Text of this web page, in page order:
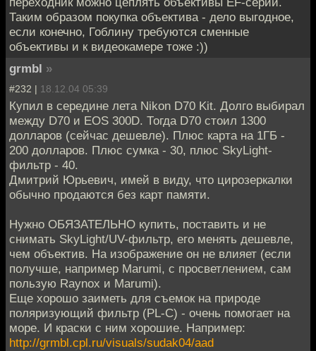
Таким образом покупка объектива - дело выгодное,
если конечно, Гоблину требуются сменные
объективы и к видеокамере тоже :))
grmbl »
#232 | 18.12.04 05:39
Купил в середине лета Nikon D70 Kit. Долго выбирал
между D70 и EOS 300D. Тогда D70 стоил 1300
долларов (сейчас дешевле). Плюс карта на 1ГБ -
200 долларов. Плюс сумка - 30, плюс SkyLight-
фильтр - 40.
Дмитрий Юрьевич, имей в виду, что цирозеркалки
обычно продаются без карт памяти.
Нужно ОБЯЗАТЕЛЬНО купить, поставить и не
снимать SkyLight/UV-фильтр, его менять дешевле,
чем объектив. На изображение он не влияет (если
получше, например Marumi, с просветлением, сам
пользую Raynox и Marumi).
Еще хорошо заиметь для съемок на природе
поляризующий фильтр (PL-C) - очень помогает на
море. И краски с ним хорошие. Например:
http://grmbl.cpl.ru/visuals/sudak04/aad